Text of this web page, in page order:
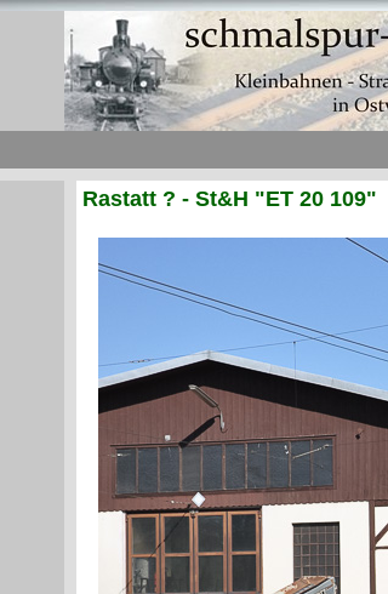
Rastatt ? - St&H "ET 20 109"